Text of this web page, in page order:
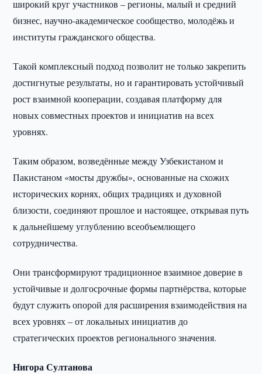
широкий круг участников – регионы, малый и средний
бизнес, научно-академическое сообщество, молодёжь и
институты гражданского общества.
Такой комплексный подход позволит не только закрепить
достигнутые результаты, но и гарантировать устойчивый
рост взаимной кооперации, создавая платформу для
новых совместных проектов и инициатив на всех
уровнях.
Таким образом, возведённые между Узбекистаном и
Пакистаном «мосты дружбы», основанные на схожих
исторических корнях, общих традициях и духовной
близости, соединяют прошлое и настоящее, открывая путь
к дальнейшему углублению всеобъемлющего
сотрудничества.
Они трансформируют традиционное взаимное доверие в
устойчивые и долгосрочные формы партнёрства, которые
будут служить опорой для расширения взаимодействия на
всех уровнях – от локальных инициатив до
стратегических проектов регионального значения.
Нигора Султанова